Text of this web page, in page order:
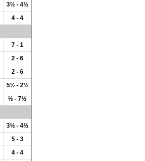
3½ - 4½
4 - 4
7 - 1
2 - 6
2 - 6
5½ - 2½
½ - 7½
3½ - 4½
5 - 3
4 - 4